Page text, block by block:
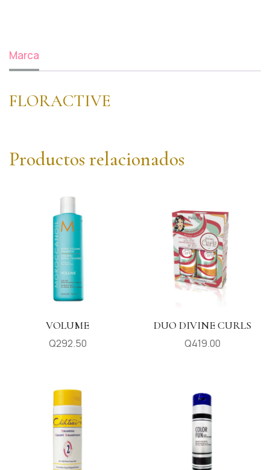
Marca
FLORACTIVE
Productos relacionados
VOLUME
Q292.50
DUO DIVINE CURLS
Q419.00